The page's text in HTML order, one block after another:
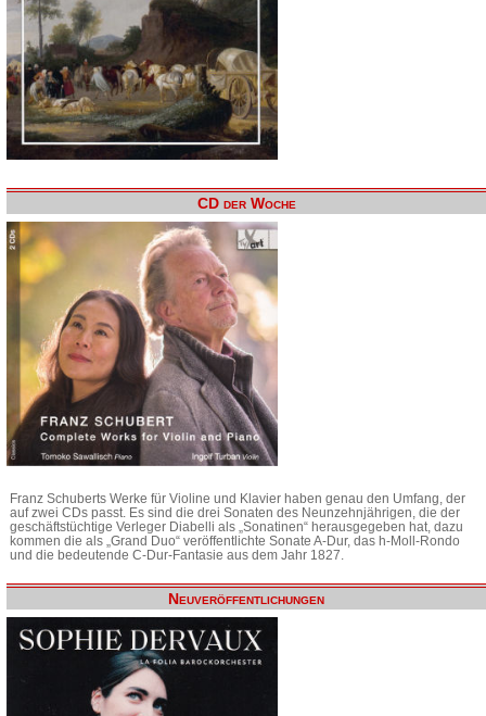
CD der Woche
Franz Schuberts Werke für Violine und Klavier haben genau den Umfang, der
auf zwei CDs passt. Es sind die drei Sonaten des Neunzehnjährigen, die der
geschäftstüchtige Verleger Diabelli als „Sonatinen“ herausgegeben hat, dazu
kommen die als „Grand Duo“ veröffentlichte Sonate A-Dur, das h-Moll-Rondo
und die bedeutende C-Dur-Fantasie aus dem Jahr 1827.
Neuveröffentlichungen